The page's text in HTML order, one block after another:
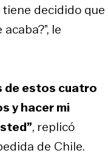
tiene decidido que
le
de estos cuatro
y hacer mi
, replicó
de Chile.